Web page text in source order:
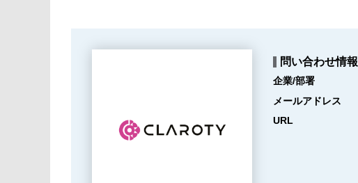
問い合わせ情報
企業/部署
メールアドレス
URL